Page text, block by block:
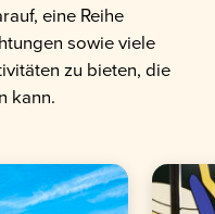
eine Reihe
sowie viele
zu bieten, die
kann.